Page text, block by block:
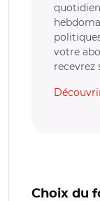
votre
recevrez
Choix du